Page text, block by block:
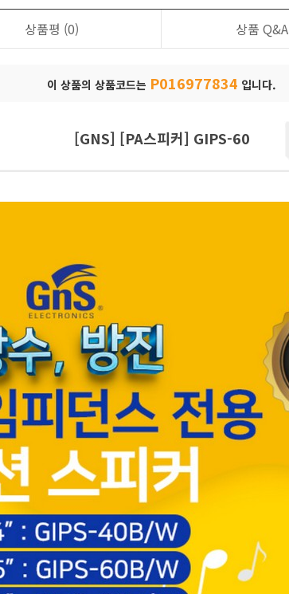
상품평 (0) 상품 Q&A
이 상품의 상품코드는 P016977834 입니다.
[GNS] [PA스피커] GIPS-60